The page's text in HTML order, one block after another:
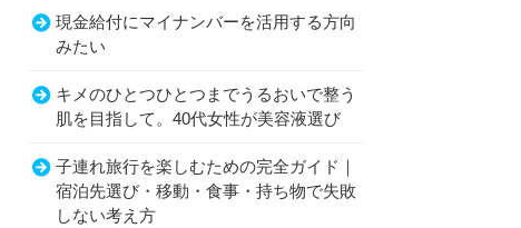
現金給付にマイナンバーを活用する方向
みたい
キメのひとつひとつまでうるおいで整う
肌を目指して。40代女性が美容液選び
子連れ旅行を楽しむための完全ガイド｜
宿泊先選び・移動・食事・持ち物で失敗
しない考え方